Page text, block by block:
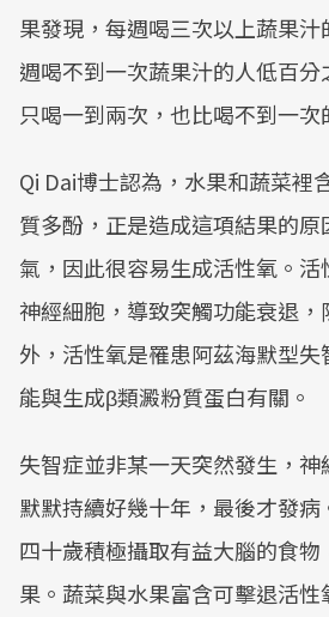
果發現，每週喝三次以上蔬果
週喝不到一次蔬果汁的人低百
只喝一到兩次，也比喝不到一次
Qi Dai博士認為，水果和蔬菜裡
質多酚，正是造成這項結果的
氣，因此很容易生成活性氧。
神經細胞，導致突觸功能衰退
外，活性氧是罹患阿茲海默型
能與生成β類澱粉質蛋白有關。
失智症並非某一天突然發生，
默默持續好幾十年，最後才發
四十歲積極攝取有益大腦的食
果。蔬菜與水果富含可擊退活